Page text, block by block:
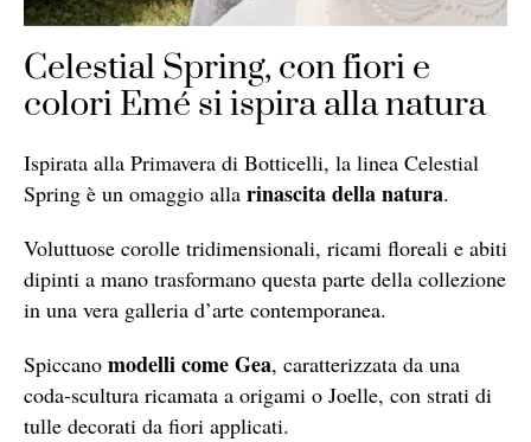
Celestial Spring, con fiori e
colori Emé si ispira alla natura
Ispirata alla Primavera di Botticelli, la linea Celestial
Spring è un omaggio alla rinascita della natura.
Voluttuose corolle tridimensionali, ricami floreali e abiti
dipinti a mano trasformano questa parte della collezione
in una vera galleria d’arte contemporanea.
Spiccano modelli come Gea, caratterizzata da una
coda-scultura ricamata a origami o Joelle, con strati di
tulle decorati da fiori applicati.